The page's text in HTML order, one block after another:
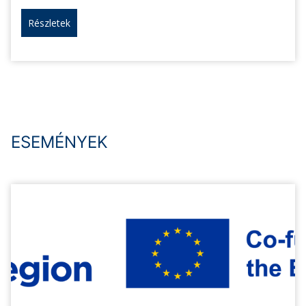
Részletek
ESEMÉNYEK